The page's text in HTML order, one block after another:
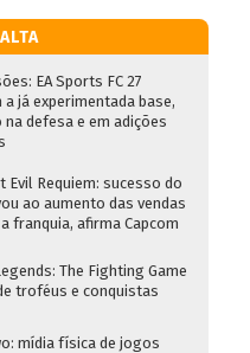
EA Sports FC 27
a já experimentada base,
na defesa e em adições
Evil Requiem: sucesso do
ao aumento das vendas
franquia, afirma Capcom
The Fighting Game
troféus e conquistas
mídia física de jogos